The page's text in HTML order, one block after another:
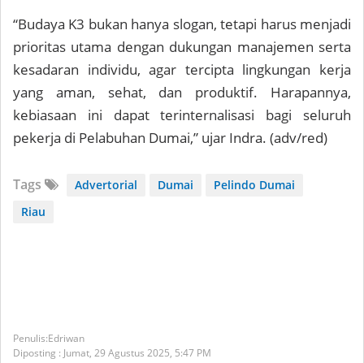
“Budaya K3 bukan hanya slogan, tetapi harus menjadi
prioritas utama dengan dukungan manajemen serta
kesadaran individu, agar tercipta lingkungan kerja
yang aman, sehat, dan produktif. Harapannya,
kebiasaan ini dapat terinternalisasi bagi seluruh
pekerja di Pelabuhan Dumai,” ujar Indra. (adv/red)
Tags Advertorial Dumai
Pelindo Dumai
Riau
Edriwan
Diposting : Jumat, 29 Agustus 2025, 5:47 PM